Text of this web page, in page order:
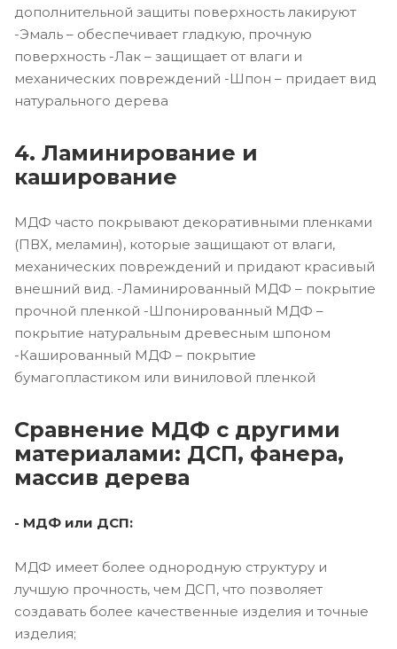
дополнительной защиты поверхность лакируют
-Эмаль – обеспечивает гладкую, прочную
поверхность -Лак – защищает от влаги и
механических повреждений -Шпон – придает вид
натурального дерева
4. Ламинирование и
каширование
МДФ часто покрывают декоративными пленками
(ПВХ, меламин), которые защищают от влаги,
механических повреждений и придают красивый
внешний вид. -Ламинированный МДФ – покрытие
прочной пленкой -Шпонированный МДФ –
покрытие натуральным древесным шпоном
-Кашированный МДФ – покрытие
бумагопластиком или виниловой пленкой
Сравнение МДФ с другими
материалами: ДСП, фанера,
массив дерева
- МДФ или ДСП:
МДФ имеет более однородную структуру и
лучшую прочность, чем ДСП, что позволяет
создавать более качественные изделия и точные
изделия;